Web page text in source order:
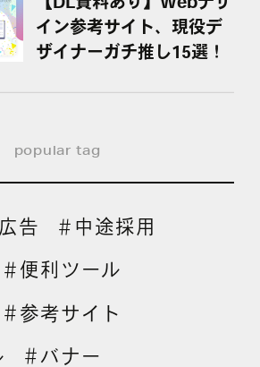
イン参考サイト、現役デ
ザイナーガチ推し15選！
popular tag
告 ＃ 中途採用
＃ 便利ツール
＃ 参考サイト
＃ バナー